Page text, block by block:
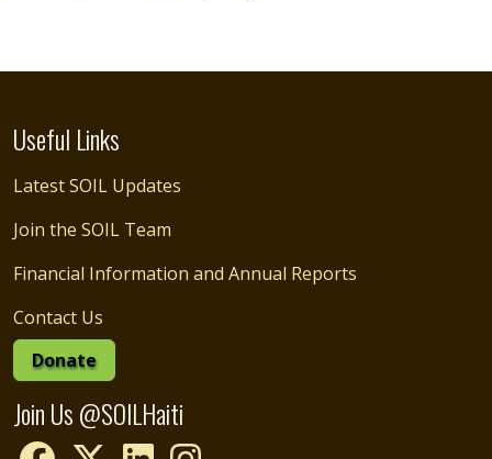
Useful Links
Latest SOIL Updates
Join the SOIL Team
Financial Information and Annual Reports
Contact Us
Donate
Join Us @SOILHaiti